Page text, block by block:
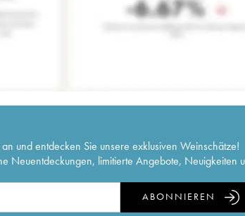
und entdecken Sie unsere exklusiven Weinschätze!
Neuentdeckungen, limitierte Angebote, Neuigkeiten
ABONNIEREN